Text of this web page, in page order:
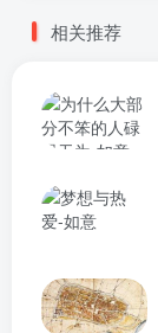
相关推荐